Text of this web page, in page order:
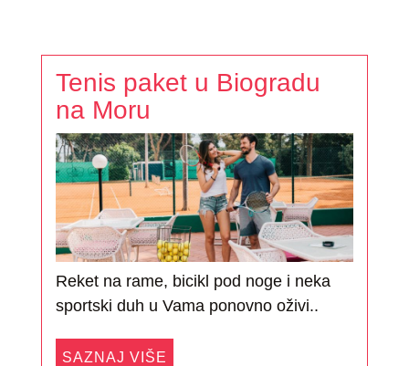
Tenis paket u Biogradu
na Moru
Reket na rame, bicikl pod noge i neka
sportski duh u Vama ponovno oživi..
SAZNAJ VIŠE